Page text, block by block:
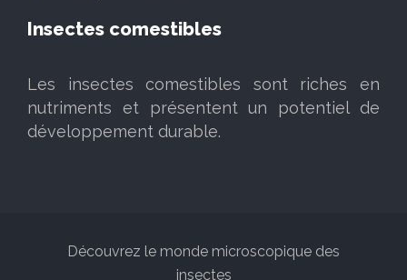
Insectes comestibles
Les insectes comestibles sont riches en
nutriments et présentent un potentiel de
développement durable.
Découvrez le monde microscopique des
insectes